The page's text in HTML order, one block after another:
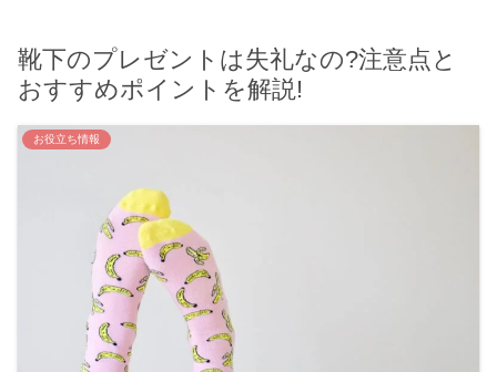
靴下のプレゼントは失礼なの?注意点と
おすすめポイントを解説!
お役立ち情報